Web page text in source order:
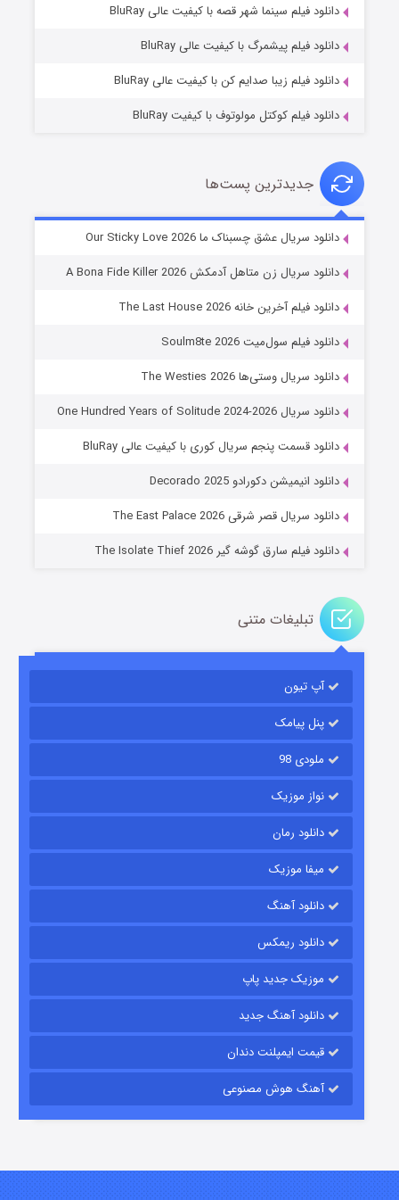
شوهر
عملیات آپارتمان
قسمت۲ (زیرنویس) منتشر شد
قسمت
قسمت۷ (زیرنویس) منتشر شد
دانلود فیلم سینما شهر قصه با کیفیت عالی BluRay
دانلود فیلم پیشمرگ با کیفیت عالی BluRay
دانلود فیلم زیبا صدایم کن با کیفیت عالی BluRay
دانلود فیلم کوکتل مولوتوف با کیفیت BluRay
جدیدترین پست‌ها
دانلود سریال عشق چسبناک ما Our Sticky Love 2026
دانلود سریال زن متاهل آدمکش A Bona Fide Killer 2026
دانلود فیلم آخرین خانه The Last House 2026
دانلود فیلم سول‌میت Soulm8te 2026
دانلود سریال وستی‌ها The Westies 2026
دانلود سریال One Hundred Years of Solitude 2024-2026
دانلود قسمت پنجم سریال کوری با کیفیت عالی BluRay
دانلود انیمیشن دکورادو Decorado 2025
دانلود سریال قصر شرقی The East Palace 2026
دانلود فیلم سارق گوشه گیر The Isolate Thief 2026
تبلیغات متنی
آپ تیون
پنل پیامک
ملودی 98
نواز موزیک
دانلود رمان
میفا موزیک
دانلود آهنگ
دانلود ریمکس
موزیک جدید پاپ
دانلود آهنگ جدید
قیمت ایمپلنت دندان
آهنگ هوش مصنوعی